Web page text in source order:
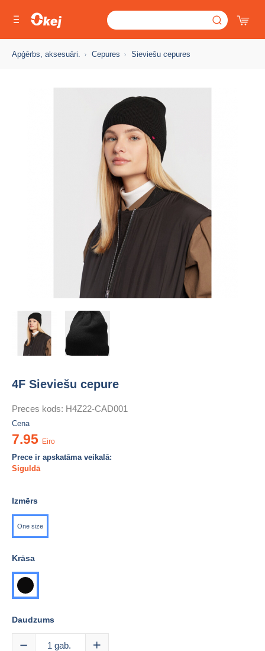
Apģērbs, aksesuāri. Cepures Sieviešu cepures
4F Sieviešu cepure
Preces kods: H4Z22-CAD001
Cena
7.95 Eiro
Prece ir apskatāma veikalā:
Siguldā
Izmērs
One size
Krāsa
melna
Daudzums
1 gab.